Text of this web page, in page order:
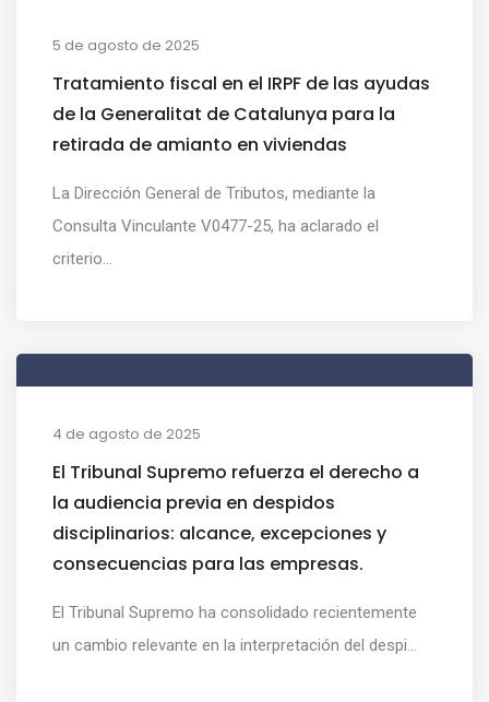
5 de agosto de 2025
Tratamiento fiscal en el IRPF de las ayudas
de la Generalitat de Catalunya para la
retirada de amianto en viviendas
La Dirección General de Tributos, mediante la
Consulta Vinculante V0477-25, ha aclarado el
criterio...
4 de agosto de 2025
El Tribunal Supremo refuerza el derecho a
la audiencia previa en despidos
disciplinarios: alcance, excepciones y
consecuencias para las empresas.
El Tribunal Supremo ha consolidado recientemente
un cambio relevante en la interpretación del despi...